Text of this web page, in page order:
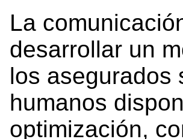
La
desarrollar un
los asegurados
humanos
optimización,